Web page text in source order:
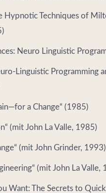
Hypnotic Techniques of
Neuro Linguistic
Linguistic Programming
a Change“ (1985)
(mit John La Valle, 1985)
(mit John Grinder, 1993)
(mit John La Valle,
Want: The Secrets to